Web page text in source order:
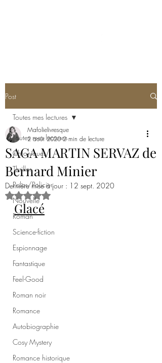
Post
Toutes mes lectures
Chroniques
Thriller
Polar/Policier
Nouvelle
Roman
Science-fiction
Espionnage
Fantastique
Feel-Good
Roman noir
Romance
Autobiographie
Cosy Mystery
Romance historique
Toutes mes lectures
SAGA MARTIN SERVAZ de
Bernard Minier
Mafolielivresque
2 août 2020 2 min de lecture
Dernière mise à jour : 12 sept. 2020
Noté NaN étoiles sur 5.
Glacé